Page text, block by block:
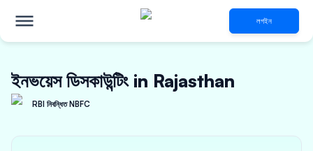
লগইন
ইনভয়েস ডিসকাউন্টিং in Rajasthan
RBI নিবন্ধিত NBFC